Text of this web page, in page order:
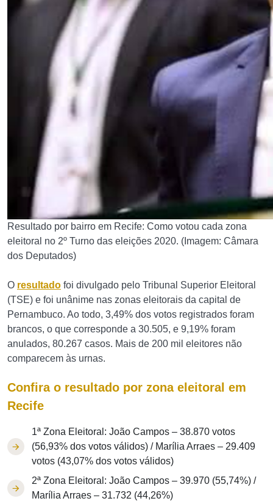
Resultado por bairro em Recife: Como votou cada zona
eleitoral no 2º Turno das eleições 2020. (Imagem: Câmara
dos Deputados)
O resultado foi divulgado pelo Tribunal Superior Eleitoral
(TSE) e foi unânime nas zonas eleitorais da capital de
Pernambuco. Ao todo, 3,49% dos votos registrados foram
brancos, o que corresponde a 30.505, e 9,19% foram
anulados, 80.267 casos. Mais de 200 mil eleitores não
comparecem às urnas.
Confira o resultado por zona eleitoral em
Recife
1ª Zona Eleitoral: João Campos – 38.870 votos
(56,93% dos votos válidos) / Marília Arraes – 29.409
votos (43,07% dos votos válidos)
2ª Zona Eleitoral: João Campos – 39.970 (55,74%) /
Marília Arraes – 31.732 (44,26%)